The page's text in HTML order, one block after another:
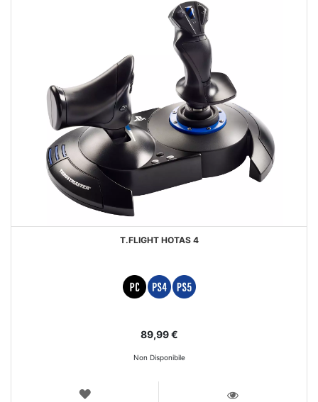
T.FLIGHT HOTAS 4
89,99 €
Non Disponibile
LISTA